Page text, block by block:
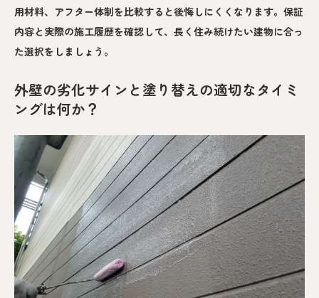
用材料、アフター体制を比較すると後悔しにくくなります。保証
内容と実際の施工履歴を確認して、長く住み続けたい建物に合っ
た選択をしましょう。
外壁の劣化サインと塗り替えの適切なタイミ
ングは何か？